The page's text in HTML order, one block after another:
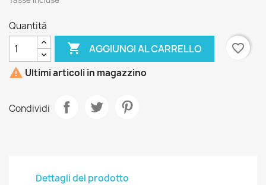
Quantità
 AGGIUNGI AL CARRELLO
favorite_border
 Ultimi articoli in magazzino
Condividi
Dettagli del prodotto